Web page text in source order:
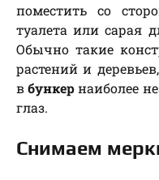
поместить со
туалета или сарая
Обычно такие
растений и
вбункернаиболее
глаз.
Снимаем